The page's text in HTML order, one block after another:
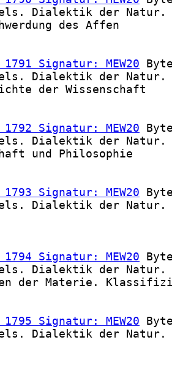
Dialektik der Natur.
des Affen
Signatur: MEW20
Dialektik der Natur.
der Wissenschaft
Signatur: MEW20
Dialektik der Natur.
und Philosophie
Signatur: MEW20
Dialektik der Natur.
Signatur: MEW20
Dialektik der Natur.
der Materie.
Signatur: MEW20
Dialektik der Natur.